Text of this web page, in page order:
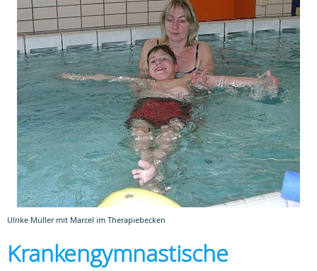
Ulrike Müller mit Marcel im Therapiebecken
Krankengymnastische